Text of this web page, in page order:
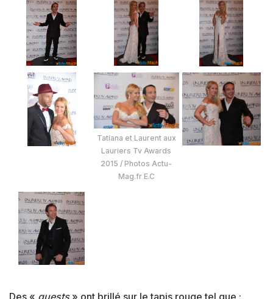
Tatiana et Laurent aux
Lauriers Tv Awards
2015 / Photos Actu-
Mag.fr E.C